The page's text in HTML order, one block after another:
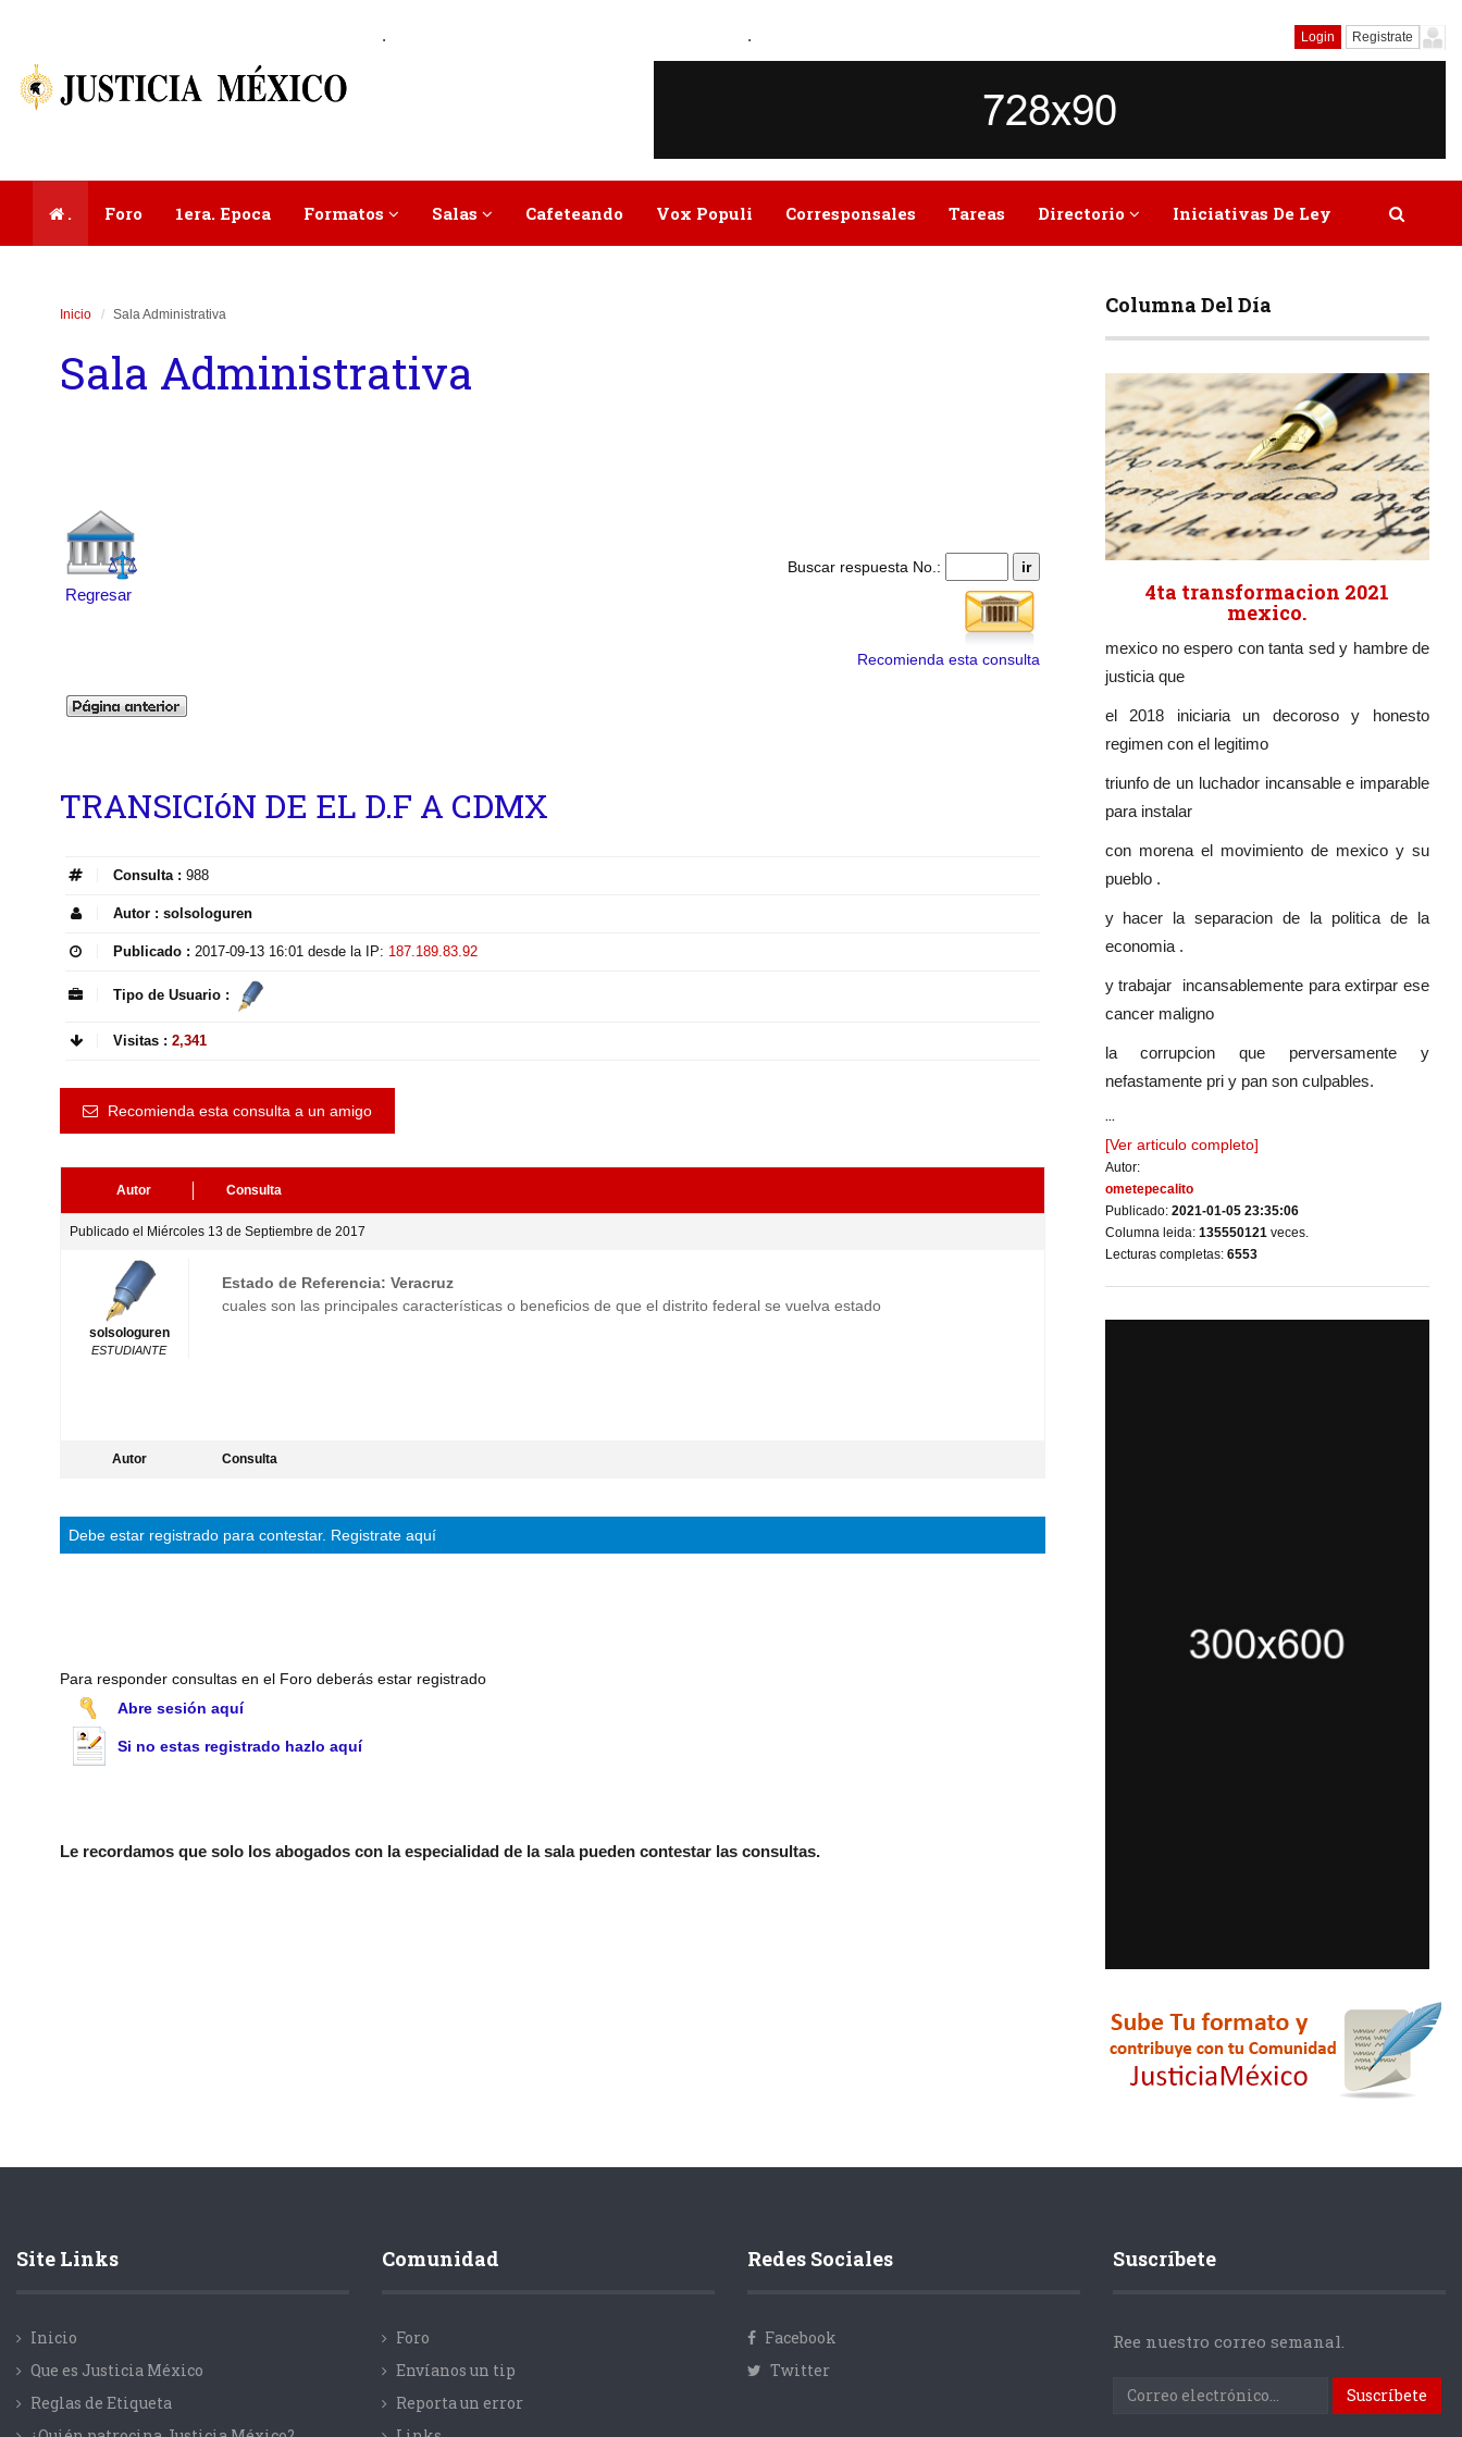
. . Login Registrate
. Foro 1era. Epoca Formatos Salas Cafeteando Vox Populi Corresponsales Tareas Directorio Iniciativas De Ley
Inicio Sala Administrativa
Sala Administrativa
Regresar
Buscar respuesta No.:
Recomienda esta consulta
TRANSICIóN DE EL D.F A CDMX
Consulta : 988
Autor : solsologuren
Publicado : 2017-09-13 16:01 desde la IP: 187.189.83.92
Tipo de Usuario :
Visitas : 2,341
Recomienda esta consulta a un amigo
Autor Consulta
Publicado el Miércoles 13 de Septiembre de 2017
solsologuren
ESTUDIANTE
Estado de Referencia: Veracruz
cuales son las principales características o beneficios de que el distrito federal se vuelva estado
Autor Consulta
Debe estar registrado para contestar. Registrate aquí
Para responder consultas en el Foro deberás estar registrado
Abre sesión aquí
Si no estas registrado hazlo aquí
Le recordamos que solo los abogados con la especialidad de la sala pueden contestar las consultas.
Columna Del Día
4ta transformacion 2021
mexico.
mexico no espero con tanta sed y hambre de
justicia que
el 2018 iniciaria un decoroso y honesto
regimen con el legitimo
triunfo de un luchador incansable e imparable
para instalar
con morena el movimiento de mexico y su
pueblo .
y hacer la separacion de la politica de la
economia .
y trabajar incansablemente para extirpar ese
cancer maligno
la corrupcion que perversamente y
nefastamente pri y pan son culpables.
...
[Ver articulo completo]
Autor:
ometepecalito
Publicado: 2021-01-05 23:35:06
Columna leida: 135550121 veces.
Lecturas completas: 6553
Site Links
Inicio
Que es Justicia México
Reglas de Etiqueta
Comunidad
Foro
Envíanos un tip
Reporta un error
Redes Sociales
Facebook
Twitter
Suscríbete
Ree nuestro correo semanal.